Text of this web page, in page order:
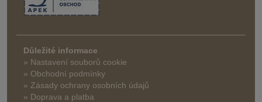
Důležité informace
» Nastavení souborů cookie
» Obchodní podmínky
» Zásady ochrany osobních údajů
» Doprava a platba